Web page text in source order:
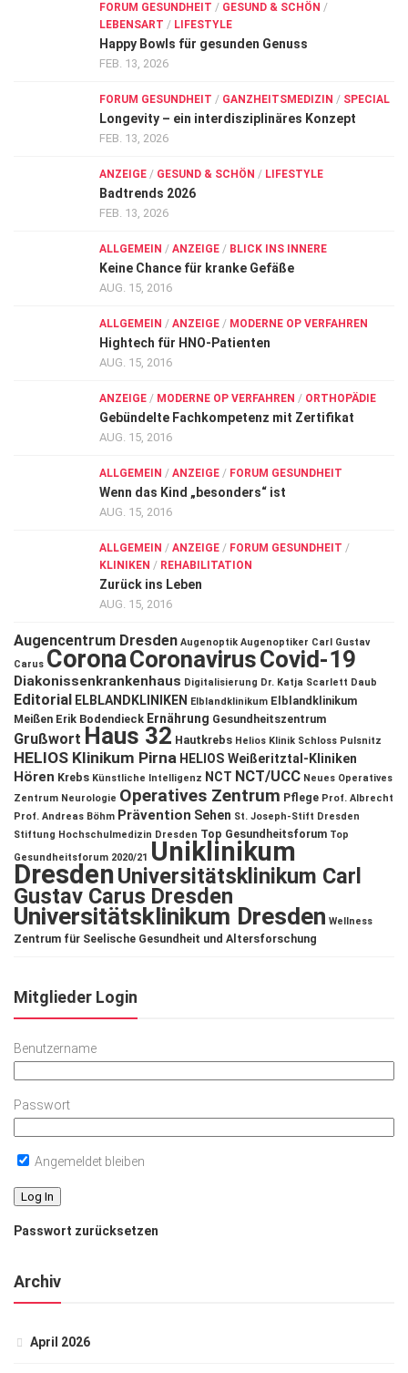
FORUM GESUNDHEIT / GESUND & SCHÖN /
LEBENSART / LIFESTYLE
Happy Bowls für gesunden Genuss
FEB. 13, 2026
FORUM GESUNDHEIT / GANZHEITSMEDIZIN / SPECIAL
Longevity – ein interdisziplinäres Konzept
FEB. 13, 2026
ANZEIGE / GESUND & SCHÖN / LIFESTYLE
Badtrends 2026
FEB. 13, 2026
ALLGEMEIN / ANZEIGE / BLICK INS INNERE
Keine Chance für kranke Gefäße
AUG. 15, 2016
ALLGEMEIN / ANZEIGE / MODERNE OP VERFAHREN
Hightech für HNO-Patienten
AUG. 15, 2016
ANZEIGE / MODERNE OP VERFAHREN / ORTHOPÄDIE
Gebündelte Fachkompetenz mit Zertifikat
AUG. 15, 2016
ALLGEMEIN / ANZEIGE / FORUM GESUNDHEIT
Wenn das Kind „besonders“ ist
AUG. 15, 2016
ALLGEMEIN / ANZEIGE / FORUM GESUNDHEIT /
KLINIKEN / REHABILITATION
Zurück ins Leben
AUG. 15, 2016
Augencentrum Dresden Augenoptik Augenoptiker Carl Gustav
Carus CoronaCoronavirusCovid-19
Diakonissenkrankenhaus Digitalisierung Dr. Katja Scarlett Daub
Editorial ELBLANDKLINIKEN Elblandklinikum Elblandklinikum
Meißen Erik Bodendieck Ernährung Gesundheitszentrum
Grußwort Haus 32 Hautkrebs Helios Klinik Schloss Pulsnitz
HELIOS Klinikum Pirna HELIOS Weißeritztal-Kliniken
Hören Krebs Künstliche Intelligenz NCT NCT/UCC Neues Operatives
Zentrum Neurologie Operatives Zentrum Pflege Prof. Albrecht
Prof. Andreas Böhm Prävention Sehen St. Joseph-Stift Dresden
Stiftung Hochschulmedizin Dresden Top Gesundheitsforum Top
Gesundheitsforum 2020/21 Uniklinikum
DresdenUniversitätsklinikum Carl
Gustav Carus Dresden
Universitätsklinikum Dresden Wellness
Zentrum für Seelische Gesundheit und Altersforschung
Mitglieder Login
Benutzername
Passwort
Angemeldet bleiben
Passwort zurücksetzen
Archiv
April 2026